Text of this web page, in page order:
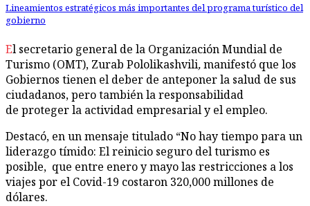
Lineamientos estratégicos más importantes del programa turístico del
gobierno
El secretario general de la Organización Mundial de
Turismo (OMT), Zurab Pololikashvili,manifestó que los
Gobiernos tienen el deber de anteponer la salud de sus
ciudadanos, pero también la responsabilidad
de proteger la actividad empresarial y el empleo.
Destacó, en un mensaje titulado “No hay tiempo para un
liderazgo tímido: El reinicio seguro del turismo es
posible, que entre enero y mayo las restricciones a los
viajes por el Covid-19 costaron 320,000 millones de
dólares.